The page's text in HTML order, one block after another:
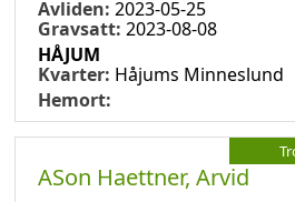
Avliden: 2023-05-25
Gravsatt: 2023-08-08
HÅJUM
Kvarter: Håjums Minneslund
Hemort:
ASon Haettner, Arvid